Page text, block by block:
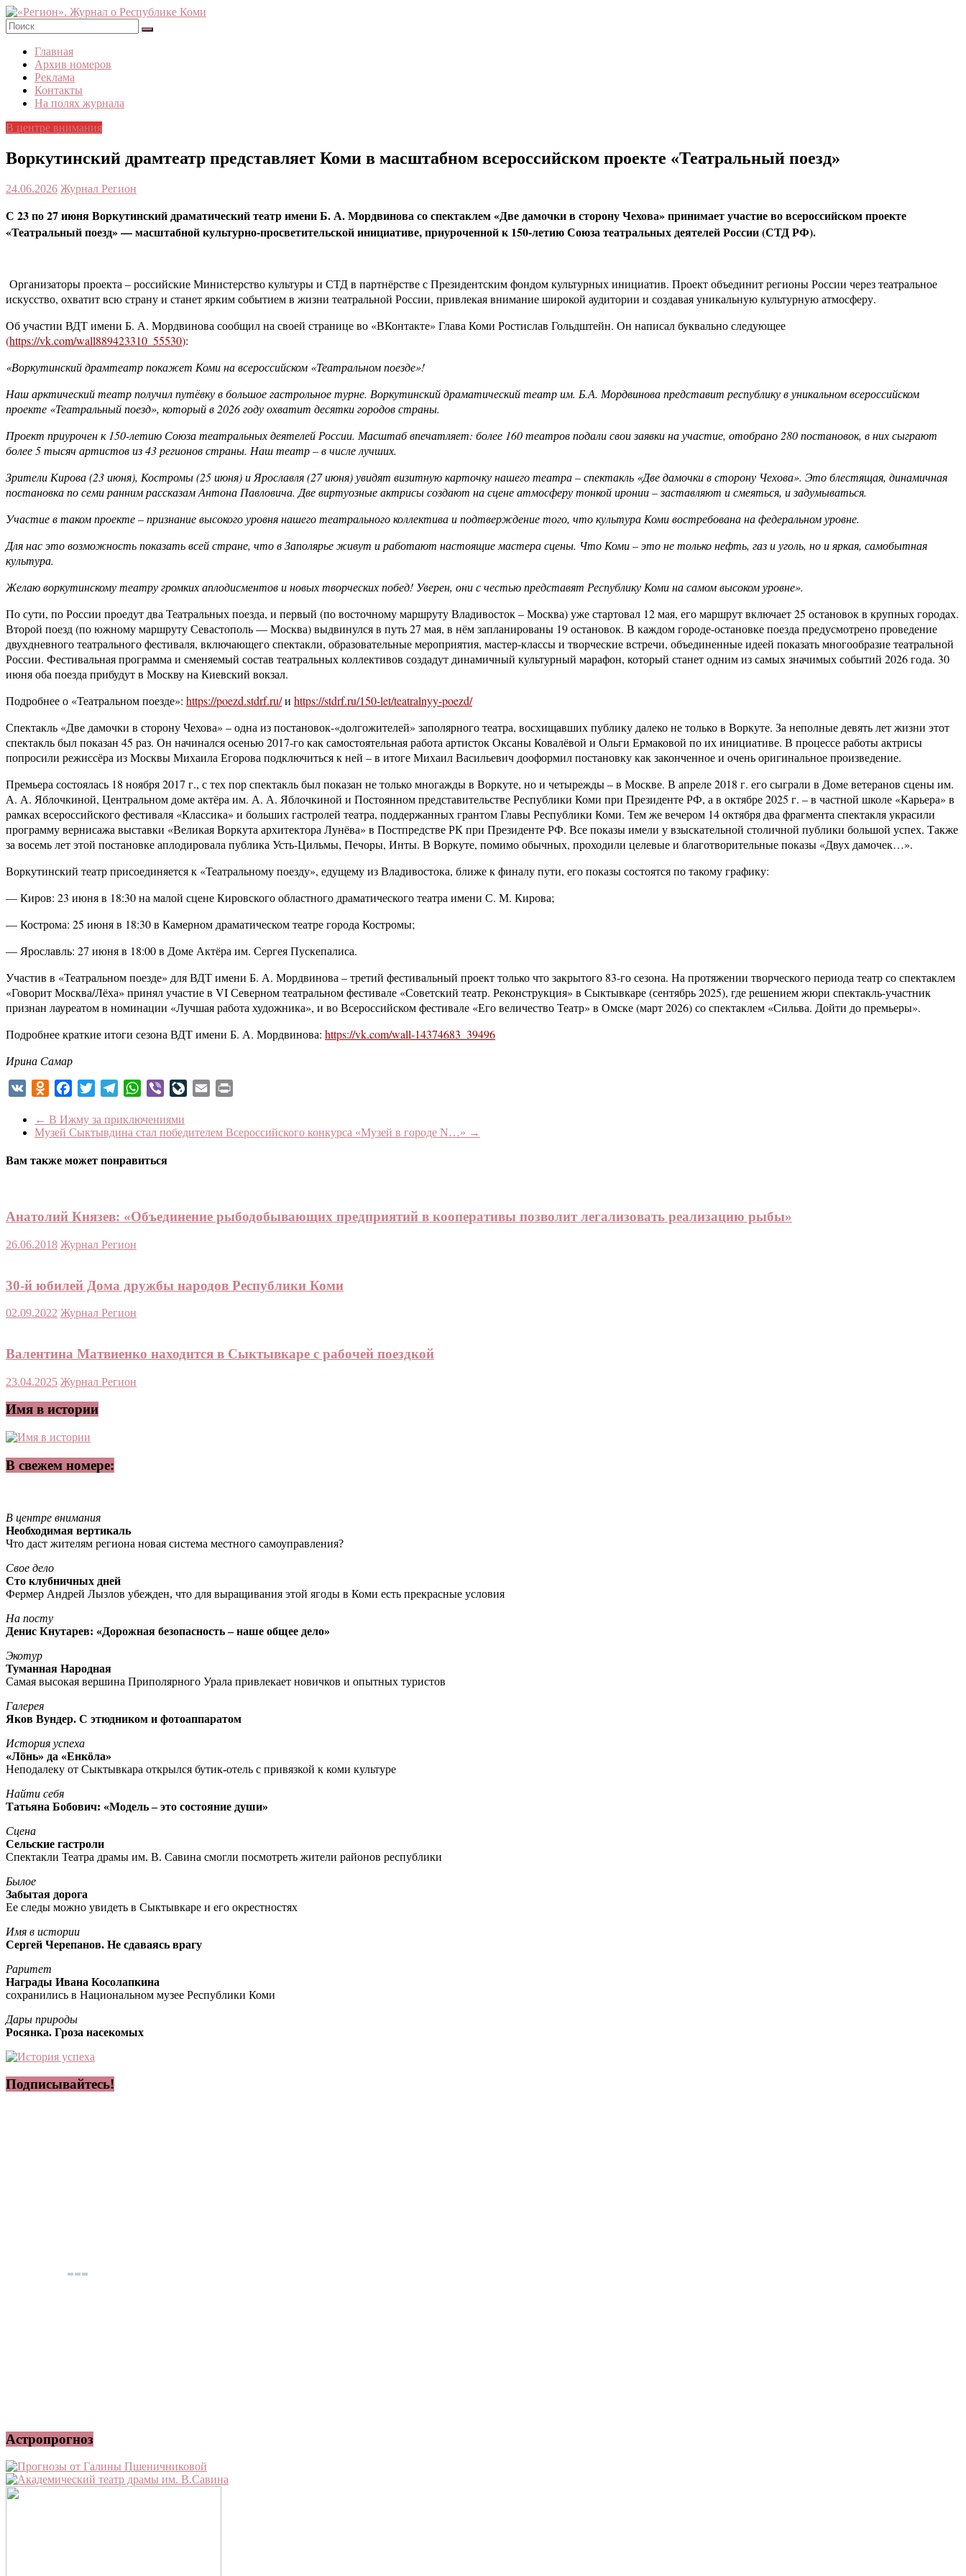
Skip
to
content
«Регион».
Журнал
Республике
Коми
Главная
Архив номеров
Реклама
Контакты
На полях журнала
В центре внимания
Воркутинский драмтеатр представляет Коми в масштабном всероссийском проекте «Театральный поезд»
24.06.2026 Журнал Регион
С 23 по 27 июня Воркутинский драматический театр имени Б. А. Мордвинова со спектаклем «Две дамочки в сторону Чехова» принимает участие во всероссийском проекте
«Театральный поезд» — масштабной культурно-просветительской инициативе, приуроченной к 150-летию Союза театральных деятелей России (СТД РФ).
Организаторы проекта – российские Министерство культуры и СТД в партнёрстве с Президентским фондом культурных инициатив. Проект объединит регионы России через театральное
искусство, охватит всю страну и станет ярким событием в жизни театральной России, привлекая внимание широкой аудитории и создавая уникальную культурную атмосферу.
Об участии ВДТ имени Б. А. Мордвинова сообщил на своей странице во «ВКонтакте» Глава Коми Ростислав Гольдштейн. Он написал буквально следующее
(https://vk.com/wall889423310_55530):
«Воркутинский драмтеатр покажет Коми на всероссийском «Театральном поезде»!
Наш арктический театр получил путёвку в большое гастрольное турне. Воркутинский драматический театр им. Б.А. Мордвинова представит республику в уникальном всероссийском
проекте «Театральный поезд», который в 2026 году охватит десятки городов страны.
Проект приурочен к 150-летию Союза театральных деятелей России. Масштаб впечатляет: более 160 театров подали свои заявки на участие, отобрано 280 постановок, в них сыграют
более 5 тысяч артистов из 43 регионов страны. Наш театр – в числе лучших.
Зрители Кирова (23 июня), Костромы (25 июня) и Ярославля (27 июня) увидят визитную карточку нашего театра – спектакль «Две дамочки в сторону Чехова». Это блестящая, динамичная
постановка по семи ранним рассказам Антона Павловича. Две виртуозные актрисы создают на сцене атмосферу тонкой иронии – заставляют и смеяться, и задумываться.
Участие в таком проекте – признание высокого уровня нашего театрального коллектива и подтверждение того, что культура Коми востребована на федеральном уровне.
Для нас это возможность показать всей стране, что в Заполярье живут и работают настоящие мастера сцены. Что Коми – это не только нефть, газ и уголь, но и яркая, самобытная
культура.
Желаю воркутинскому театру громких аплодисментов и новых творческих побед! Уверен, они с честью представят Республику Коми на самом высоком уровне».
По сути, по России проедут два Театральных поезда, и первый (по восточному маршруту Владивосток – Москва) уже стартовал 12 мая, его маршрут включает 25 остановок в крупных городах.
Второй поезд (по южному маршруту Севастополь — Москва) выдвинулся в путь 27 мая, в нём запланированы 19 остановок. В каждом городе-остановке поезда предусмотрено проведение
двухдневного театрального фестиваля, включающего спектакли, образовательные мероприятия, мастер-классы и творческие встречи, объединенные идеей показать многообразие театральной
России. Фестивальная программа и сменяемый состав театральных коллективов создадут динамичный культурный марафон, который станет одним из самых значимых событий 2026 года. 30
июня оба поезда прибудут в Москву на Киевский вокзал.
Подробнее о «Театральном поезде»: https://poezd.stdrf.ru/и https://stdrf.ru/150-let/teatralnyy-poezd/
Спектакль «Две дамочки в сторону Чехова» – одна из постановок-«долгожителей» заполярного театра, восхищавших публику далеко не только в Воркуте. За неполные девять лет жизни этот
спектакль был показан 45 раз. Он начинался осенью 2017-го как самостоятельная работа артисток Оксаны Ковалёвой и Ольги Ермаковой по их инициативе. В процессе работы актрисы
попросили режиссёра из Москвы Михаила Егорова подключиться к ней – в итоге Михаил Васильевич дооформил постановку как законченное и очень оригинальное произведение.
Премьера состоялась 18 ноября 2017 г., с тех пор спектакль был показан не только многажды в Воркуте, но и четырежды – в Москве. В апреле 2018 г. его сыграли в Доме ветеранов сцены им.
А. А. Яблочкиной, Центральном доме актёра им. А. А. Яблочкиной и Постоянном представительстве Республики Коми при Президенте РФ, а в октябре 2025 г. – в частной школе «Карьера» в
рамках всероссийского фестиваля «Классика» и больших гастролей театра, поддержанных грантом Главы Республики Коми. Тем же вечером 14 октября два фрагмента спектакля украсили
программу вернисажа выставки «Великая Воркута архитектора Лунёва» в Постпредстве РК при Президенте РФ. Все показы имели у взыскательной столичной публики большой успех. Также
за восемь лет этой постановке аплодировала публика Усть-Цильмы, Печоры, Инты. В Воркуте, помимо обычных, проходили целевые и благотворительные показы «Двух дамочек…».
Воркутинский театр присоединяется к «Театральному поезду», едущему из Владивостока, ближе к финалу пути, его показы состоятся по такому графику:
— Киров: 23 июня в 18:30 на малой сцене Кировского областного драматического театра имени С. М. Кирова;
— Кострома: 25 июня в 18:30 в Камерном драматическом театре города Костромы;
— Ярославль: 27 июня в 18:00 в Доме Актёра им. Сергея Пускепалиса.
Участив в «Театральном поезде» для ВДТ имени Б. А. Мордвинова – третий фестивальный проект только что закрытого 83-го сезона. На протяжении творческого периода театр со спектаклем
«Говорит Москва/Лёха» принял участие в VI Северном театральном фестивале «Советский театр. Реконструкция» в Сыктывкаре (сентябрь 2025), где решением жюри спектакль-участник
признан лауреатом в номинации «Лучшая работа художника», и во Всероссийском фестивале «Его величество Театр» в Омске (март 2026) со спектаклем «Сильва. Дойти до премьеры».
Подробнее краткие итоги сезона ВДТ имени Б. А. Мордвинова: https://vk.com/wall-14374683_39496
Ирина Самар
VK Odnoklassniki
Facebook
TwitterTelegramWhatsApp
Viber LiveJournal
Email
← В Ижму за приключениями
Музей Сыктывдина стал победителем Всероссийского конкурса «Музей в городе N…» →
Вам также может понравиться
Анатолий Князев: «Объединение рыбодобывающих предприятий в кооперативы позволит легализовать реализацию рыбы»
26.06.2018 Журнал Регион
30-й юбилей Дома дружбы народов Республики Коми
02.09.2022 Журнал Регион
Валентина Матвиенко находится в Сыктывкаре с рабочей поездкой
23.04.2025 Журнал Регион
Имя в истории
В свежем номере:
В центре внимания
Необходимая вертикаль
Что даст жителям региона новая система местного самоуправления?
Свое дело
Сто клубничных дней
Фермер Андрей Лызлов убежден, что для выращивания этой ягоды в Коми есть прекрасные условия
На посту
Денис Кнутарев: «Дорожная безопасность – наше общее дело»
Экотур
Туманная Народная
Самая высокая вершина Приполярного Урала привлекает новичков и опытных туристов
Галерея
Яков Вундер. С этюдником и фотоаппаратом
История успеха
«Лöнь» да «Енкöла»
Неподалеку от Сыктывкара открылся бутик-отель с привязкой к коми культуре
Найти себя
Татьяна Бобович: «Модель – это состояние души»
Сцена
Сельские гастроли
Спектакли Театра драмы им. В. Савина смогли посмотреть жители районов республики
Былое
Забытая дорога
Ее следы можно увидеть в Сыктывкаре и его окрестностях
Имя в истории
Сергей Черепанов. Не сдаваясь врагу
Раритет
Награды Ивана Косолапкина
сохранились в Национальном музее Республики Коми
Дары природы
Росянка. Гроза насекомых
Подписывайтесь!
Астропрогноз